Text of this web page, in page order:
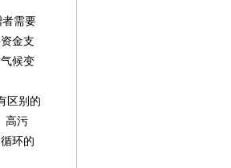
需要
金支
候变
区别的
高污
环的